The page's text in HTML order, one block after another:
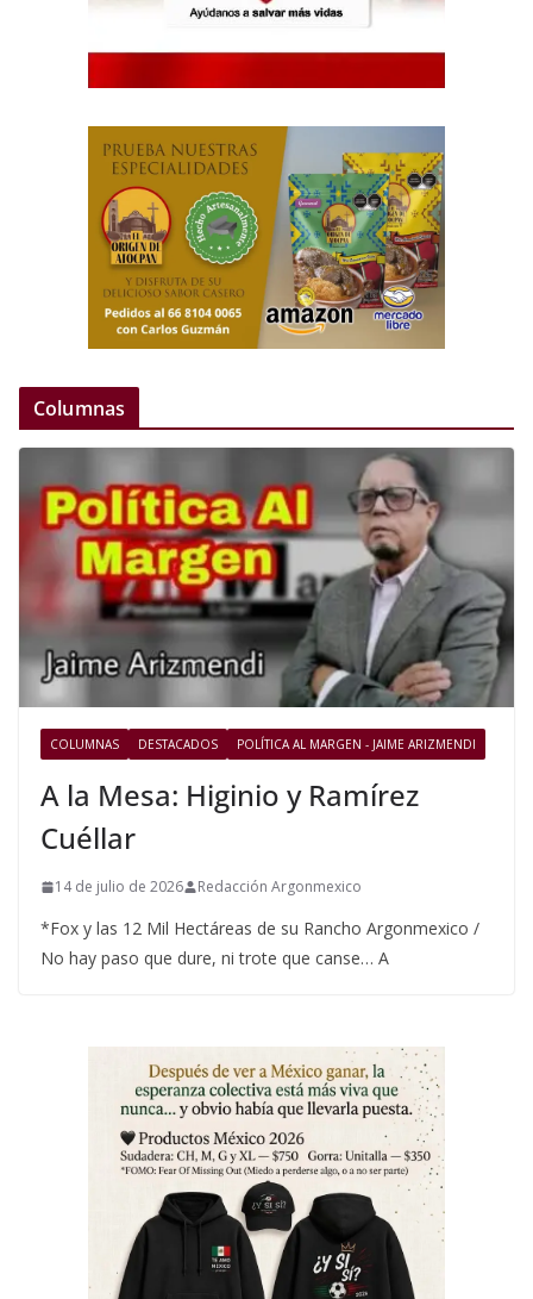
Columnas
COLUMNAS DESTACADOS POLÍTICA AL MARGEN - JAIME ARIZMENDI
A la Mesa: Higinio y Ramírez
Cuéllar
14 de julio de 2026 Redacción Argonmexico
*Fox y las 12 Mil Hectáreas de su Rancho Argonmexico /
No hay paso que dure, ni trote que canse… A